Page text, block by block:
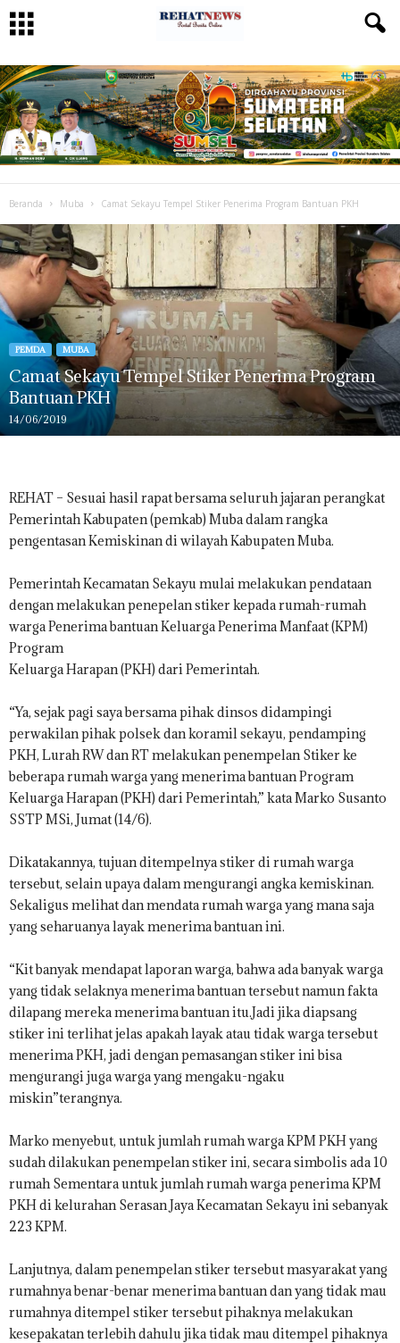
Beranda Muba Camat Sekayu Tempel Stiker Penerima Program Bantuan PKH
PEMDA MUBA
Camat Sekayu Tempel Stiker Penerima Program
Bantuan PKH
14/06/2019
REHAT – Sesuai hasil rapat bersama seluruh jajaran perangkat
Pemerintah Kabupaten (pemkab) Muba dalam rangka
pengentasan Kemiskinan di wilayah Kabupaten Muba.
Pemerintah Kecamatan Sekayu mulai melakukan pendataan
dengan melakukan penepelan stiker kepada rumah-rumah
warga Penerima bantuan Keluarga Penerima Manfaat (KPM)
Program
Keluarga Harapan (PKH) dari Pemerintah.
“Ya, sejak pagi saya bersama pihak dinsos didampingi
perwakilan pihak polsek dan koramil sekayu, pendamping
PKH, Lurah RW dan RT melakukan penempelan Stiker ke
beberapa rumah warga yang menerima bantuan Program
Keluarga Harapan (PKH) dari Pemerintah,” kata Marko Susanto
SSTP MSi, Jumat (14/6).
Dikatakannya, tujuan ditempelnya stiker di rumah warga
tersebut, selain upaya dalam mengurangi angka kemiskinan.
Sekaligus melihat dan mendata rumah warga yang mana saja
yang seharuanya layak menerima bantuan ini.
“Kit banyak mendapat laporan warga, bahwa ada banyak warga
yang tidak selaknya menerima bantuan tersebut namun fakta
dilapang mereka menerima bantuan itu.Jadi jika diapsang
stiker ini terlihat jelas apakah layak atau tidak warga tersebut
menerima PKH, jadi dengan pemasangan stiker ini bisa
mengurangi juga warga yang mengaku-ngaku
miskin”terangnya.
Marko menyebut, untuk jumlah rumah warga KPM PKH yang
sudah dilakukan penempelan stiker ini, secara simbolis ada 10
rumah Sementara untuk jumlah rumah warga penerima KPM
PKH di kelurahan Serasan Jaya Kecamatan Sekayu ini sebanyak
223 KPM.
Lanjutnya, dalam penempelan stiker tersebut masyarakat yang
rumahnya benar-benar menerima bantuan dan yang tidak mau
rumahnya ditempel stiker tersebut pihaknya melakukan
kesepakatan terlebih dahulu jika tidak mau ditempel pihaknya